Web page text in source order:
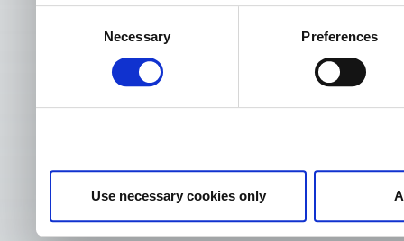
Necessary Preferences
Use necessary cookies only